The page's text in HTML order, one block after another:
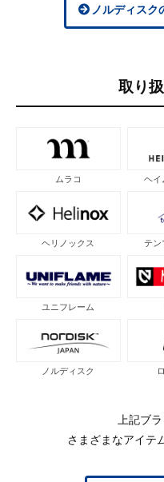
ノルディスク
取り
ムラコ ヘイ
ヘリノックス テン
ユニフレーム
ノルディスク
上記ブ
さまざまなアイテ